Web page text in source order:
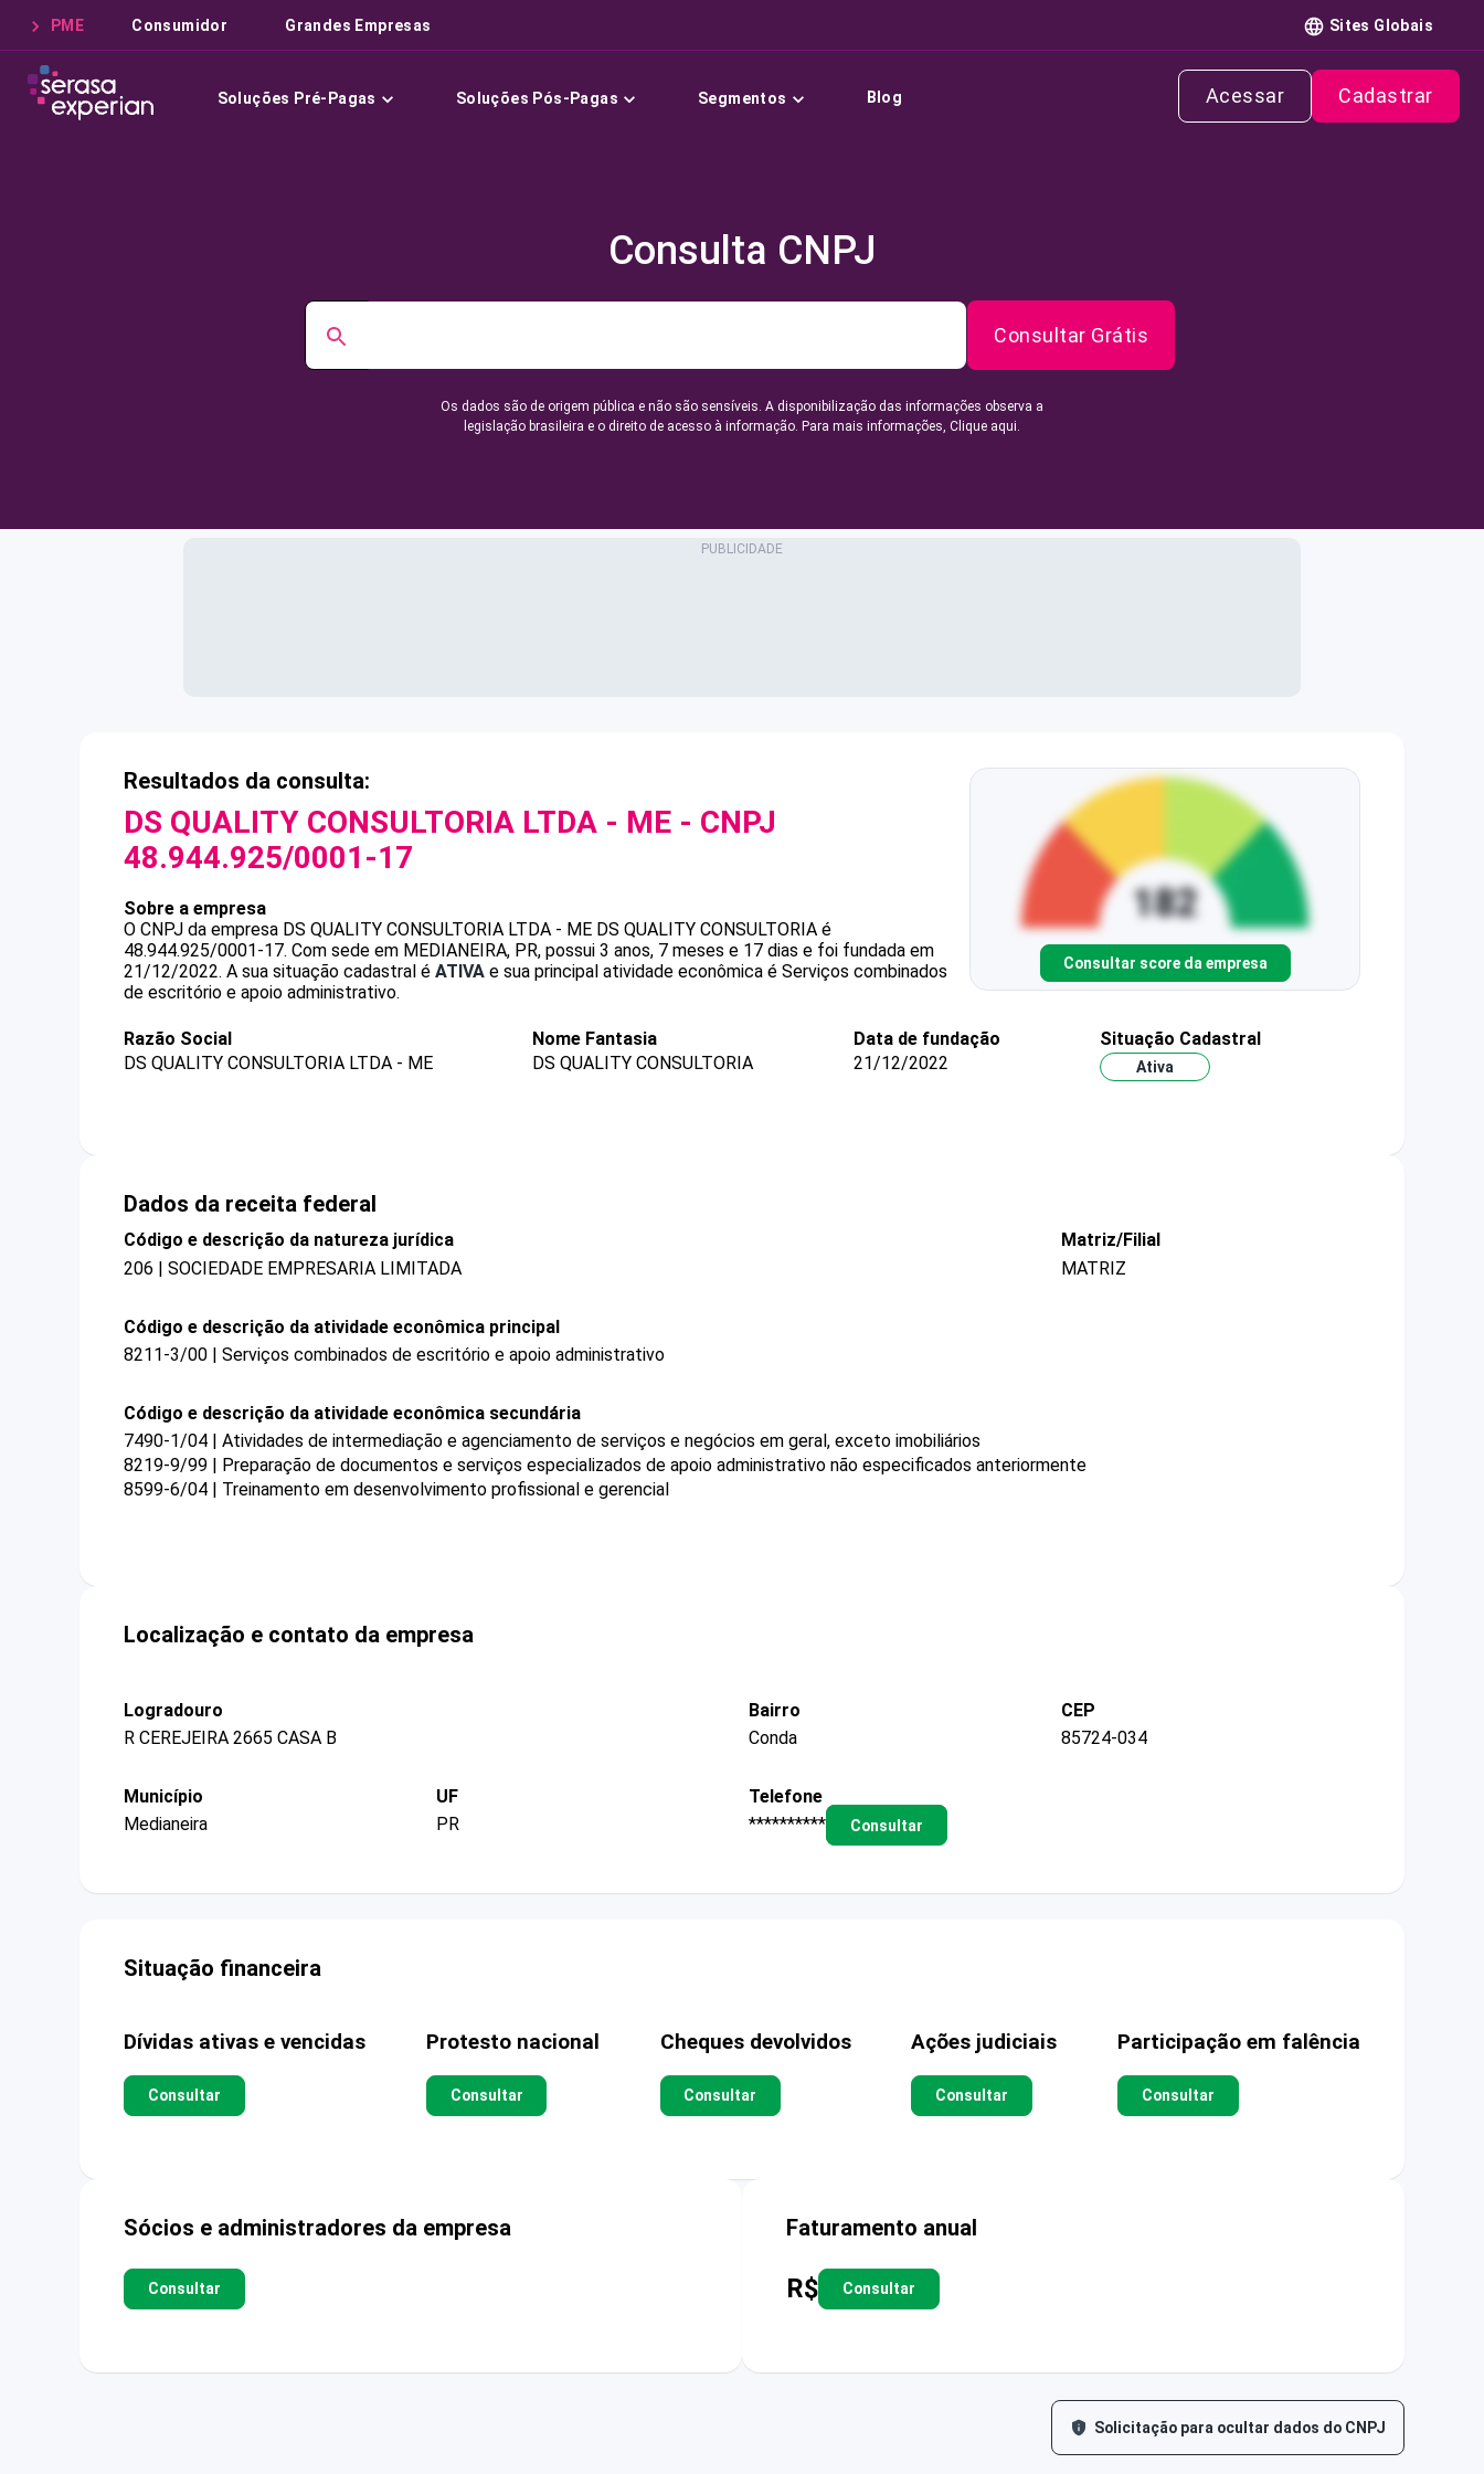
PME Consumidor Grandes Empresas Sites Globais
Soluções Pré-Pagas Soluções Pós-Pagas Segmentos Blog Acessar Cadastrar
Consulta CNPJ
Consultar Grátis
Os dados são de origem pública e não são sensíveis. A disponibilização das informações observa a
legislação brasileira e o direito de acesso à informação. Para mais informações, Clique aqui.
Resultados da consulta:
DS QUALITY CONSULTORIA LTDA - ME - CNPJ
48.944.925/0001-17
Sobre a empresa
O CNPJ da empresa DS QUALITY CONSULTORIA LTDA - ME DS QUALITY CONSULTORIA é
48.944.925/0001-17. Com sede em MEDIANEIRA, PR, possui 3 anos, 7 meses e 17 dias e foi fundada em
21/12/2022. A sua situação cadastral é ATIVA e sua principal atividade econômica é Serviços combinados
de escritório e apoio administrativo.
Consultar score da empresa
Razão Social
DS QUALITY CONSULTORIA LTDA - ME
Nome Fantasia
DS QUALITY CONSULTORIA
Data de fundação
21/12/2022
Situação Cadastral
Ativa
Dados da receita federal
Código e descrição da natureza jurídica
206 | SOCIEDADE EMPRESARIA LIMITADA
Matriz/Filial
MATRIZ
Código e descrição da atividade econômica principal
8211-3/00 | Serviços combinados de escritório e apoio administrativo
Código e descrição da atividade econômica secundária
7490-1/04 | Atividades de intermediação e agenciamento de serviços e negócios em geral, exceto imobiliários
8219-9/99 | Preparação de documentos e serviços especializados de apoio administrativo não especificados anteriormente
8599-6/04 | Treinamento em desenvolvimento profissional e gerencial
Localização e contato da empresa
Logradouro
R CEREJEIRA 2665 CASA B
Bairro
Conda
CEP
85724-034
Município
Medianeira
UF
PR
Telefone
**********
Consultar
Situação financeira
Dívidas ativas e vencidas
Consultar
Protesto nacional
Consultar
Cheques devolvidos
Consultar
Ações judiciais
Consultar
Participação em falência
Consultar
Sócios e administradores da empresa
Consultar
Faturamento anual
R$ Consultar
Solicitação para ocultar dados do CNPJ